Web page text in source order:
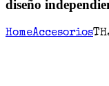
diseño
HomeAccesorios